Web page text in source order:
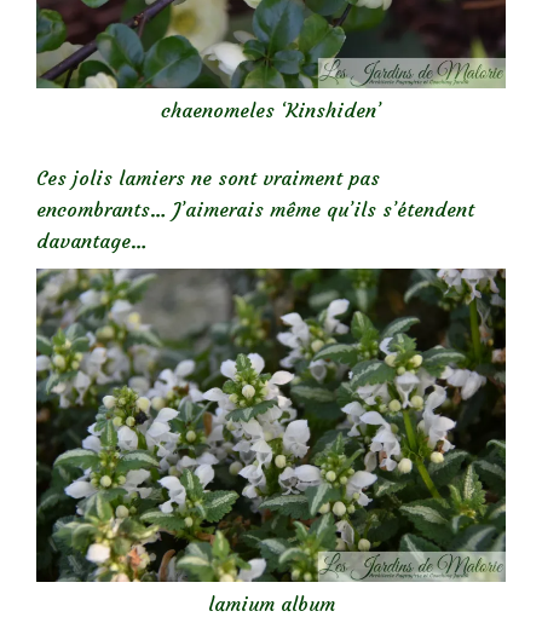
chaenomeles ‘Kinshiden’
Ces jolis lamiers ne sont vraiment pas
encombrants… J’aimerais même qu’ils s’étendent
davantage…
lamium album